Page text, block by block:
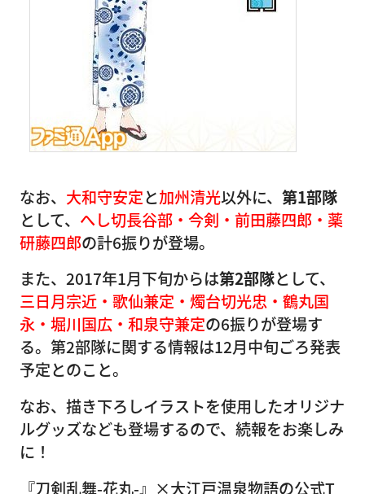
なお、 大和守安定と加州清光以外に、 第1部隊
として、 へし切長谷部・今剣・前田藤四郎・薬
研藤四郎の計6振りが登場。
また、2017年1月下旬からは第2部隊として、
三日月宗近・歌仙兼定・燭台切光忠・鶴丸国
永・堀川国広・和泉守兼定の6振りが登場す
る。第2部隊に関する情報は12月中旬ごろ発表
予定とのこと。
なお、描き下ろしイラストを使用したオリジナ
ルグッズなども登場するので、続報をお楽しみ
に！
『刀剣乱舞-花丸-』×大江戸温泉物語の公式T